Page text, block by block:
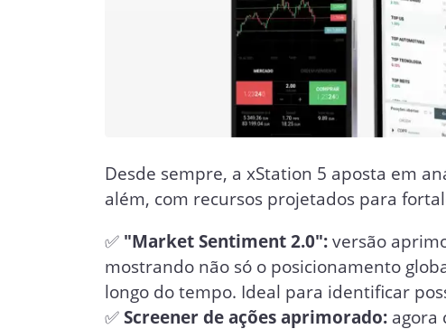
Desde sempre, a xStation 5 aposta em
além, com recursos projetados para
✅ "Market Sentiment 2.0": versão
mostrando não só o posicionamento
longo do tempo. Ideal para identificar
✅Screener de ações aprimorado: agora